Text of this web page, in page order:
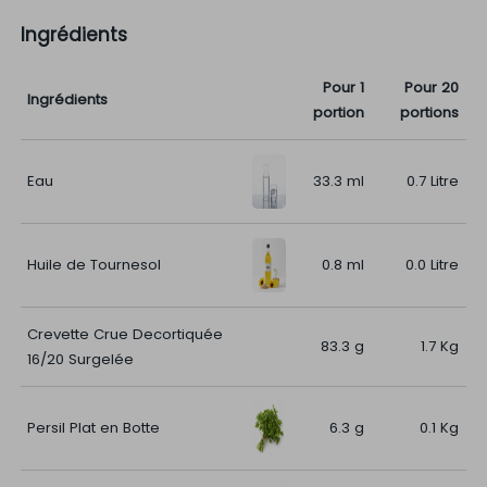
Ingrédients
Ingrédients
Pour 1
portion
Pour 20
portions
Eau 33.3 ml 0.7 Litre
Huile de Tournesol 0.8 ml 0.0 Litre
Crevette Crue Decortiquée
16/20 Surgelée
83.3 g 1.7 Kg
Persil Plat en Botte 6.3 g 0.1 Kg